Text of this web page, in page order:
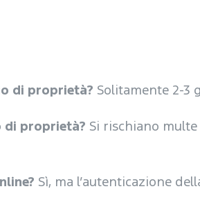
di proprietà? Solitamente 2-3
di proprietà? Si rischiano multe
Sì, ma l’autenticazione